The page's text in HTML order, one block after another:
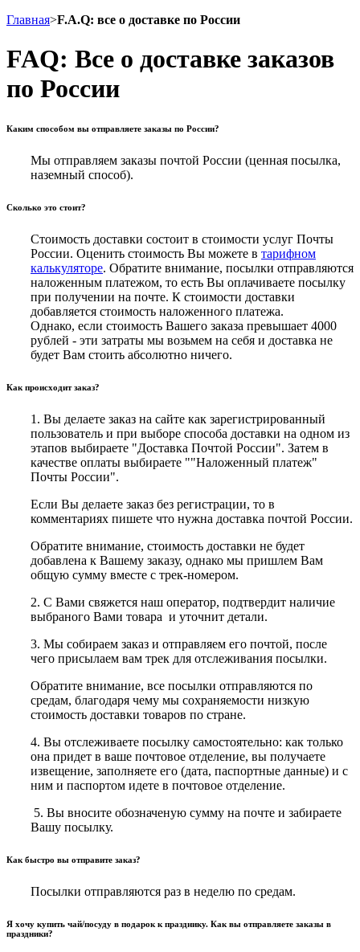
Главная>F.A.Q: все о доставке по России
FAQ: Все о доставке заказов
по России
Каким способом вы отправляете заказы по России?
Мы отправляем заказы почтой России (ценная посылка,
наземный способ).
Сколько это стоит?
Стоимость доставки состоит в стоимости услуг Почты
России. Оценить стоимость Вы можете в тарифном
калькуляторе. Обратите внимание, посылки отправляются
наложенным платежом, то есть Вы оплачиваете посылку
при получении на почте. К стоимости доставки
добавляется стоимость наложенного платежа.
Однако, если стоимость Вашего заказа превышает 4000
рублей - эти затраты мы возьмем на себя и доставка не
будет Вам стоить абсолютно ничего.
Как происходит заказ?
1. Вы делаете заказ на сайте как зарегистрированный
пользователь и при выборе способа доставки на одном из
этапов выбираете "Доставка Почтой России". Затем в
качестве оплаты выбираете ""Наложенный платеж"
Почты России".
Если Вы делаете заказ без регистрации, то в
комментариях пишете что нужна доставка почтой России.
Обратите внимание, стоимость доставки не будет
добавлена к Вашему заказу, однако мы пришлем Вам
общую сумму вместе с трек-номером.
2. С Вами свяжется наш оператор, подтвердит наличие
выбраного Вами товара и уточнит детали.
3. Мы собираем заказ и отправляем его почтой, после
чего присылаем вам трек для отслеживания посылки.
Обратите внимание, все посылки отправляются по
средам, благодаря чему мы сохраняемости низкую
стоимость доставки товаров по стране.
4. Вы отслеживаете посылку самостоятельно: как только
она придет в ваше почтовое отделение, вы получаете
извещение, заполняете его (дата, паспортные данные) и с
ним и паспортом идете в почтовое отделение.
5. Вы вносите обозначеную сумму на почте и забираете
Вашу посылку.
Как быстро вы отправите заказ?
Посылки отправляются раз в неделю по средам.
Я хочу купить чай/посуду в подарок к празднику. Как вы отправляете заказы в
праздники?